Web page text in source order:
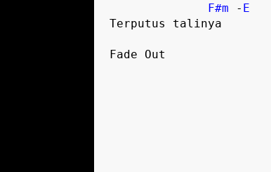
F#m - E
Terputus talinya
Fade Out